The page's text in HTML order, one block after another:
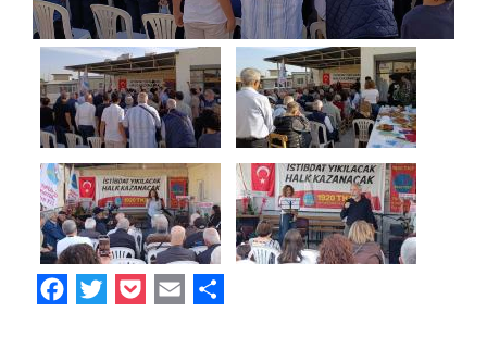
FacebookTwitterPocketEmail